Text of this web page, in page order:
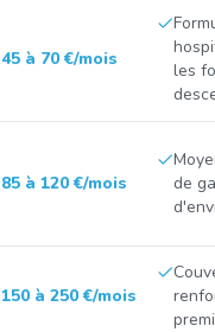
45 à 70 €/mois
les
85 à 120 €/mois
de
150 à 250 €/mois